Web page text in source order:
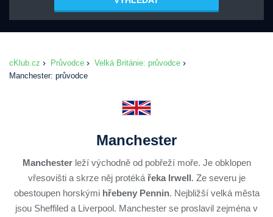
cKlub.cz Průvodce
Velká Británie: průvodce
Manchester: průvodce
Manchester
Manchester leží východně od pobřeží moře. Je obklopen
vřesovišti a skrze něj protéká řeka Irwell. Ze severu je
obestoupen horskými hřebeny Pennin. Nejbližší velká města
jsou Sheffiled a Liverpool. Manchester se proslavil zejména v